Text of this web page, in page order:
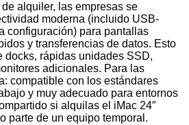
alquiler, las empresas se
moderna (incluido USB-
configuración) para pantallas
y transferencias de datos. Esto
docks, rápidas unidades SSD,
adicionales. Para las
compatible con los estándares
y muy adecuado para entornos
si alquilas el iMac 24″
parte de un equipo temporal.